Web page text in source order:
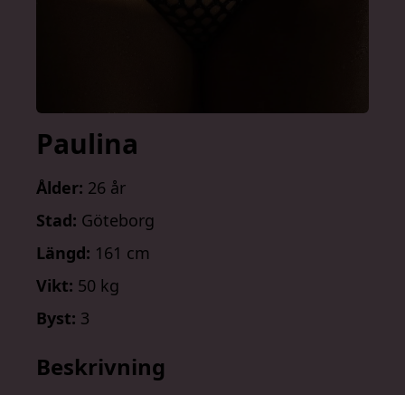
Paulina
Ålder: 26 år
Stad: Göteborg
Längd: 161 cm
Vikt: 50 kg
Byst: 3
Beskrivning